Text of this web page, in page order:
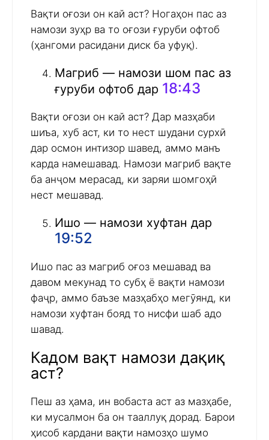
Вақти оғози он кай аст? Ногаҳон пас аз
намози зуҳр ва то оғози ғуруби офтоб
(ҳангоми расидани диск ба уфуқ).
Магриб — намози шом пас аз
ғуруби офтоб дар 18:43
Вақти оғози он кай аст? Дар мазҳаби
шиъа, хуб аст, ки то нест шудани сурхӣ
дар осмон интизор шавед, аммо манъ
карда намешавад. Намози магриб вақте
ба анҷом мерасад, ки заряи шомгоҳӣ
нест мешавад.
Ишо — намози хуфтан дар
19:52
Ишо пас аз магриб оғоз мешавад ва
давом мекунад то субҳ ё вақти намози
фаҷр, аммо баъзе мазҳабҳо мегӯянд, ки
намози хуфтан бояд то нисфи шаб адо
шавад.
Кадом вақт намози дақиқ
аст?
Пеш аз ҳама, ин вобаста аст аз мазҳабе,
ки мусалмон ба он тааллуқ дорад. Барои
ҳисоб кардани вақти намозҳо шумо